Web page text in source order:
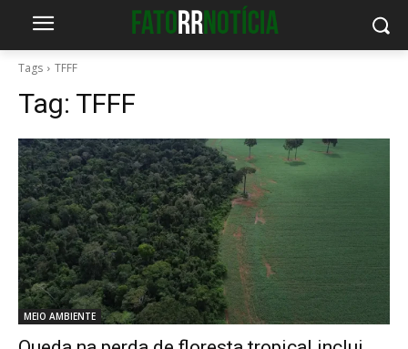
Tags TFFF
Tag: TFFF
MEIO AMBIENTE